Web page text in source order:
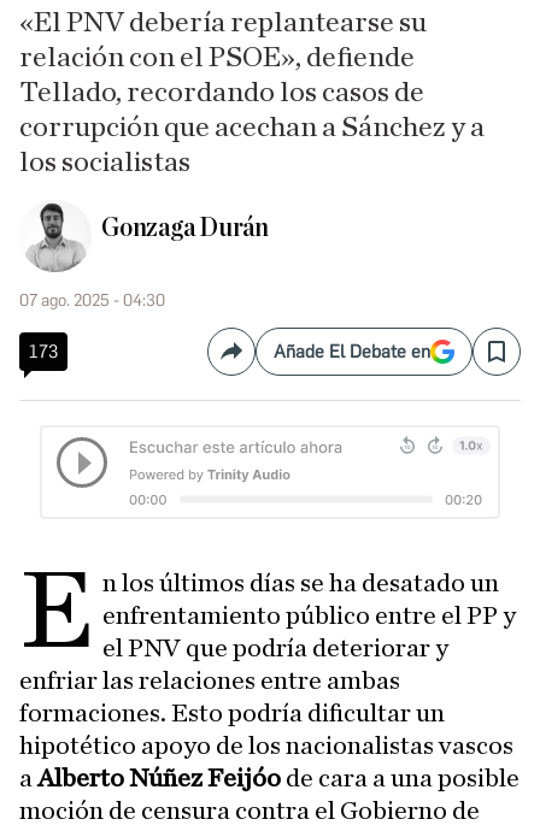
«El PNV debería replantearse su
relación con el PSOE», defiende
Tellado, recordando los casos de
corrupción que acechan a Sánchez y a
los socialistas
Gonzaga Durán
07 ago. 2025 - 04:30
173 CompartirAñade El Debate en Save
E n los últimos días se ha desatado un
enfrentamiento público entre el PP y
el PNV que podría deteriorar y
enfriar las relaciones entre ambas
formaciones. Esto podría dificultar un
hipotético apoyo de los nacionalistas vascos
aAlberto Núñez Feijóo de cara a una posible
moción de censura contra el Gobierno de